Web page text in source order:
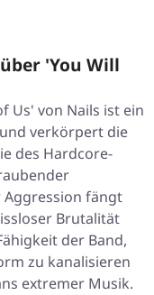
'You Will
Us' von Nails ist ein
verkörpert die
des Hardcore-
fängt
Brutalität
der Band,
zu kanalisieren
extremer Musik.